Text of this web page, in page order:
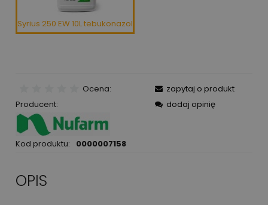
Syrius 250 EW 10L tebukonazol
Ocena:
Producent:
Kod produktu: 0000007158
zapytaj o produkt
dodaj opinię
OPIS